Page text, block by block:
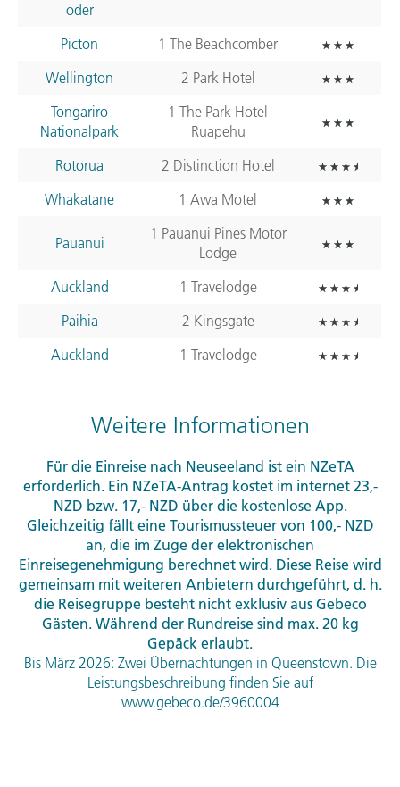
oder
Picton
1 The Beachcomber
Wellington
2 Park Hotel
Tongariro
Nationalpark
1 The Park Hotel
Ruapehu
Rotorua
2 Distinction Hotel
Whakatane
1 Awa Motel
Pauanui
1 Pauanui Pines Motor
Lodge
Auckland
1 Travelodge
Paihia
2 Kingsgate
Auckland
1 Travelodge
Weitere Informationen
Für die Einreise nach Neuseeland ist ein NZeTA
erforderlich. Ein NZeTA-Antrag kostet im internet 23,-
NZD bzw. 17,- NZD über die kostenlose App.
Gleichzeitig fällt eine Tourismussteuer von 100,- NZD
an, die im Zuge der elektronischen
Einreisegenehmigung berechnet wird. Diese Reise wird
gemeinsam mit weiteren Anbietern durchgeführt, d. h.
die Reisegruppe besteht nicht exklusiv aus Gebeco
Gästen. Während der Rundreise sind max. 20 kg
Gepäck erlaubt.
Bis März 2026: Zwei Übernachtungen in Queenstown. Die
Leistungsbeschreibung finden Sie auf
www.gebeco.de/3960004